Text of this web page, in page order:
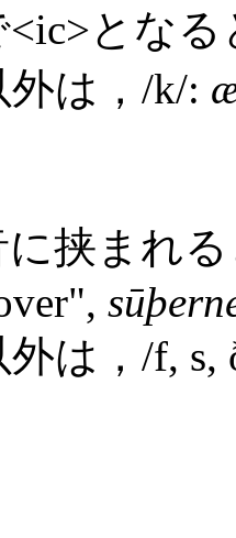
となる
は，/k/:
まれる
は，/f, s,